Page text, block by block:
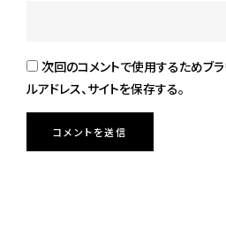
次回のコメントで使用するためブ
ルアドレス、サイトを保存する。